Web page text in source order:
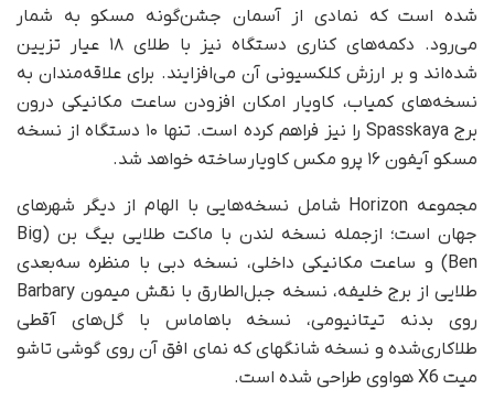
شده است که نمادی از آسمان جشن‌گونه مسکو به شمار
می‌رود. دکمه‌های کناری دستگاه نیز با طلای ۱۸ عیار تزیین
شده‌اند و بر ارزش کلکسیونی آن می‌افزایند. برای علاقه‌مندان به
نسخه‌های کمیاب، کاویار امکان افزودن ساعت مکانیکی درون
برج Spasskaya را نیز فراهم کرده است. تنها ۱۰ دستگاه از نسخه
مسکو آیفون ۱۶ پرو مکس کاویار ساخته خواهد شد.
مجموعه Horizon شامل نسخه‌هایی با الهام از دیگر شهرهای
جهان است؛ از‌جمله نسخه لندن با ماکت طلایی بیگ بن (Big
Ben) و ساعت مکانیکی داخلی، نسخه دبی با منظره سه‌بعدی
طلایی از برج خلیفه، نسخه جبل‌الطارق با نقش میمون Barbary
روی بدنه تیتانیومی، نسخه باهاماس با گل‌های آقطی
طلاکاری‌شده و نسخه شانگهای که نمای افق آن روی گوشی تاشو
میت X6 هواوی طراحی شده است.